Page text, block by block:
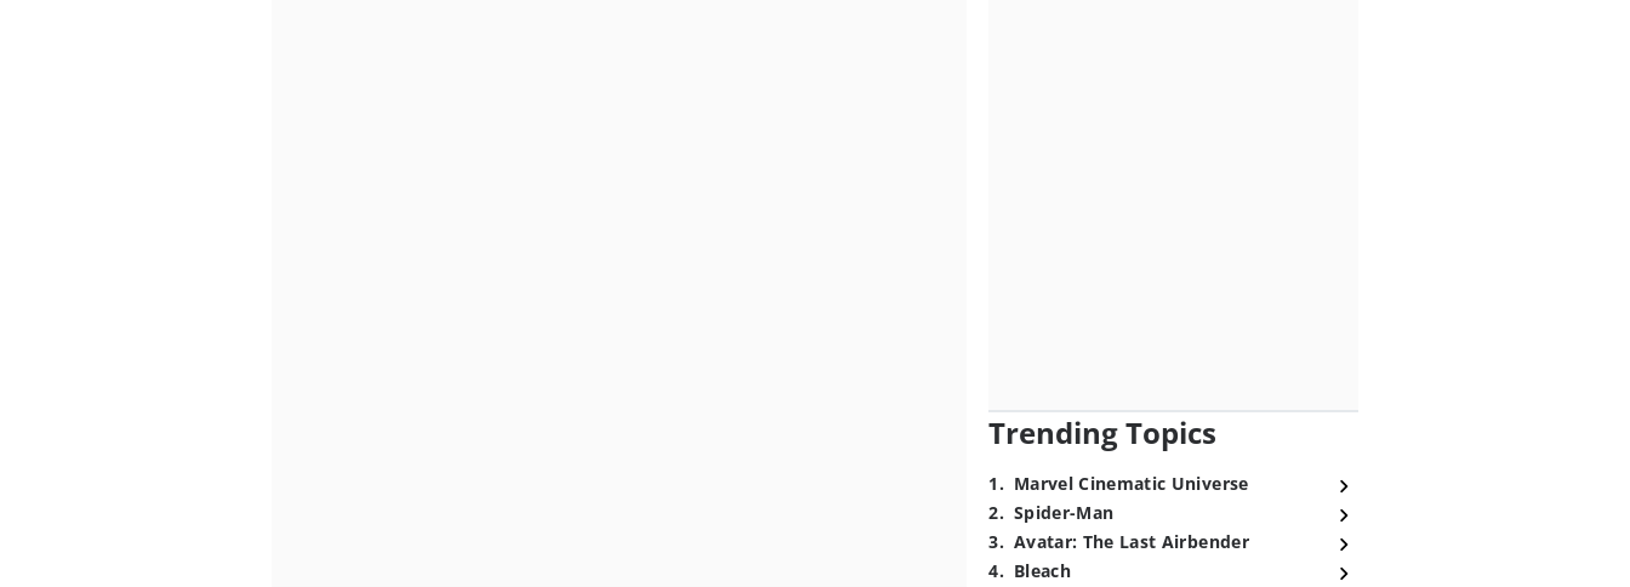
Trending Topics
1. Marvel Cinematic Universe
2. Spider-Man
3. Avatar: The Last Airbender
4. Bleach